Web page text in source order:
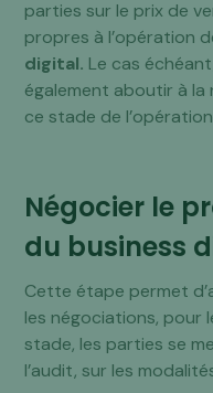
parties sur le prix de
propres à l’opération
digital. Le cas
également aboutir à
ce stade de
Négocier le
du business
Cette étape permet
les négociations, pour
stade, les parties se
l’audit, sur les